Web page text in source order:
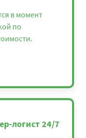
в момент
по
логист 24/7